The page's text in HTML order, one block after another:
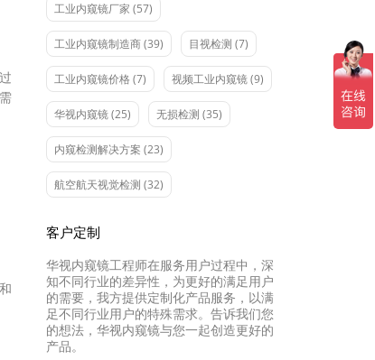
工业内窥镜厂家 (57)
工业内窥镜制造商(39) 目视检测 (7)
工业内窥镜价格 (7) 视频工业内窥镜(9)
华视内窥镜(25) 无损检测 (35)
内窥检测解决方案 (23)
航空航天视觉检测 (32)
客户定制
华视内窥镜工程师在服务用户过程中，深
知不同行业的差异性，为更好的满足用户
的需要，我方提供定制化产品服务，以满
足不同行业用户的特殊需求。告诉我们您
的想法，华视内窥镜与您一起创造更好的
产品。